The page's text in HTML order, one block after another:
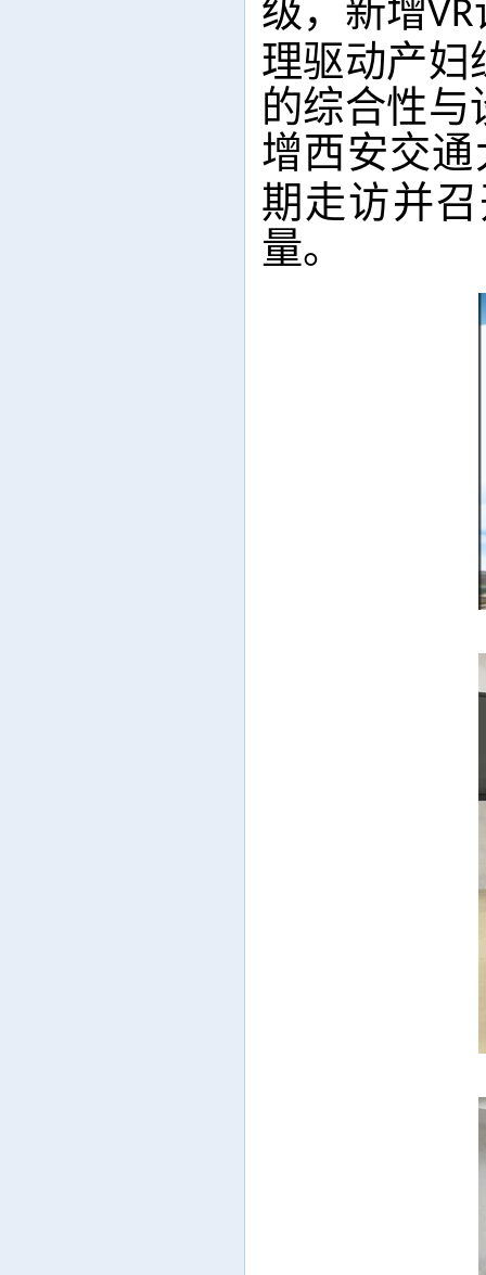
级，新增VR
理驱动产妇
的综合性与
增西安交
期走访并
量。